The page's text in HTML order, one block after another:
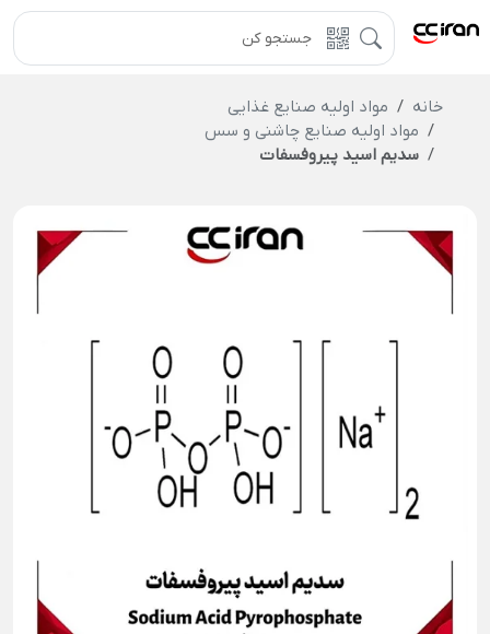
خانه
مواد اولیه صنایع غذایی
مواد اولیه صنایع چاشنی و سس
سدیم اسید پیروفسفات